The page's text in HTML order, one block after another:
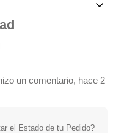
un comentario, hace 2
el Estado de tu Pedido?